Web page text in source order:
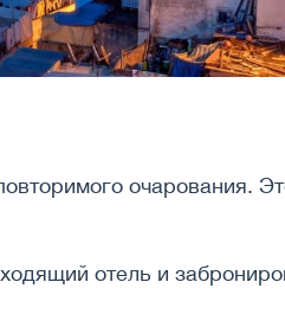
очарования.
отель и